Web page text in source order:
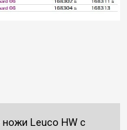
ножи Leuco HW с